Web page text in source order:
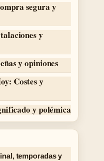
segura y
y
y opiniones
Costes y
y polémica
temporadas y